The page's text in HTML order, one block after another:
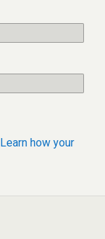
Learn how your